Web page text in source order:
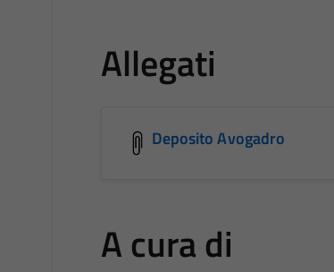
Allegati
Deposito Avogadro
A cura di